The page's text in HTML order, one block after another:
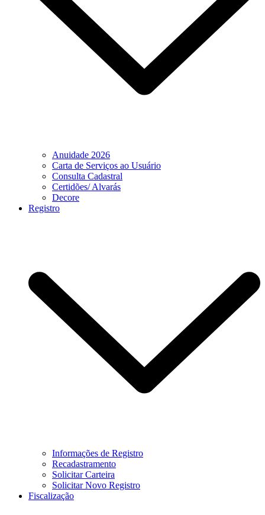
Anuidade 2026
Carta de Serviços ao Usuário
Consulta Cadastral
Certidões/ Alvarás
Decore
Registro
Informações de Registro
Recadastramento
Solicitar Carteira
Solicitar Novo Registro
Fiscalização